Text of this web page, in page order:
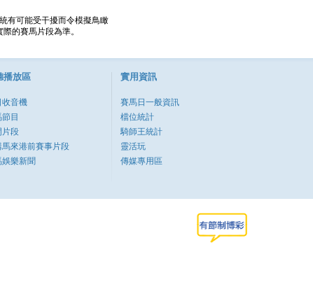
有可能受干擾而令模擬鳥瞰
的賽馬片段為準。
播放區
收音機
目
片段
馬來港前賽事片段
娛樂新聞
實用資訊
賽馬日一般資訊
檔位統計
騎師王統計
靈活玩
傳媒專用區